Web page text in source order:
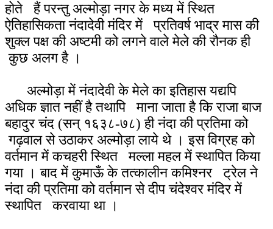
होते हैं परन्तु अल्मोड़ा नगर के मध्य में स्थित
ऐतिहासिकता नंदादेवी मंदिर में प्रतिवर्ष भाद्र मास की
शुक्ल पक्ष की अष्टमी को लगने वाले मेले की रौनक ही
कुछ अलग है ।
अल्मोड़ा में नंदादेवी के मेले का इतिहास यद्यपि
अधिक ज्ञात नहीं है तथापि माना जाता है कि राजा बाज
बहादुर चंद (सन् १६३८-७८) ही नंदा की प्रतिमा को
गढ़वाल से उठाकर अल्मोड़ा लाये थे । इस विग्रह को
वर्तमान में कचहरी स्थित मल्ला महल में स्थापित किया
गया । बाद में कुमाऊँ के तत्कालीन कमिश्नर ट्रेल ने
नंदा की प्रतिमा को वर्तमान से दीप चंदेश्वर मंदिर में
स्थापित करवाया था ।